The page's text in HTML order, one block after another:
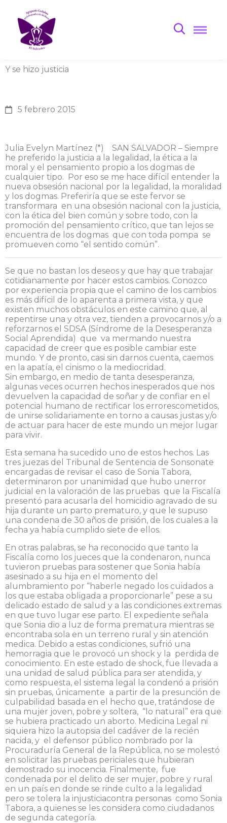
Y se hizo justicia
5 febrero 2015
Julia Evelyn Martínez (*) SAN SALVADOR – Siempre
he preferido la justicia a la legalidad, la ética a la
moral y el pensamiento propio a los dogmas de
cualquier tipo. Por eso se me hace difícil entender la
nueva obsesión nacional por la legalidad, la moralidad
y los dogmas. Preferiría que se este fervor se
transformara en una obsesión nacional con la justicia,
con la ética del bien común y sobre todo, con la
promoción del pensamiento crítico, que tan lejos se
encuentra de los dogmas que con toda pompa se
promueven como “el sentido común”.
Se que no bastan los deseos y que hay que trabajar
cotidianamente por hacer estos cambios. Conozco
por experiencia propia que el camino de los cambios
es más difícil de lo aparenta a primera vista, y que
existen muchos obstáculos en este camino que, al
repentirse una y otra vez, tienden a provocarnos y/o a
reforzarnos el SDSA (Síndrome de la Desesperanza
Social Aprendida) que va mermando nuestra
capacidad de creer que es posible cambiar este
mundo. Y de pronto, casi sin darnos cuenta, caemos
en la apatía, el cinismo o la mediocridad.
Sin embargo, en medio de tanta desesperanza,
algunas veces ocurren hechos inesperados que nos
devuelven la capacidad de soñar y de confiar en el
potencial humano de rectificar los errorescometidos,
de unirse solidariamente en torno a causas justas y/o
de actuar para hacer de este mundo un mejor lugar
para vivir.
Esta semana ha sucedido uno de estos hechos. Las
tres juezas del Tribunal de Sentencia de Sonsonate
encargadas de revisar el caso de Sonia Tabora,
determinaron por unanimidad que hubo unerror
judicial en la valoración de las pruebas que la Fiscalía
presentó para acusarla del homicidio agravado de su
hija durante un parto prematuro, y que le supuso
una condena de 30 años de prisión, de los cuales a la
fecha ya había cumplido siete de ellos.
En otras palabras, se ha reconocido que tanto la
Fiscalía como los jueces que la condenaron, nunca
tuvieron pruebas para sostener que Sonia había
asesinado a su hija en el momento del
alumbramiento por “haberle negado los cuidados a
los que estaba obligada a proporcionarle” pese a su
delicado estado de salud y a las condiciones extremas
en que tuvo lugar ese parto. El expediente señala
que Sonia dio a luz de forma prematura mientras se
encontraba sola en un terreno rural y sin atención
medica. Debido a estas condiciones, sufrió una
hemorragia que le provocó un shock y la perdida de
conocimiento. En este estado de shock, fue llevada a
una unidad de salud pública para ser atendida, y
como respuesta, el sistema legal la condenó a prisión
sin pruebas, únicamente a partir de la presunción de
culpabilidad basada en el hecho que, tratándose de
una mujer joven, pobre y soltera, “lo natural” era que
se hubiera practicado un aborto. Medicina Legal ni
siquiera hizo la autopsia del cadáver de la recién
nacida, y el defensor público nombrado por la
Procuraduría General de la República, no se molestó
en solicitar las pruebas periciales que hubieran
demostrado su inocencia. Finalmente, fue
condenada por el delito de ser mujer, pobre y rural
en un país en donde se rinde culto a la legalidad
pero se tolera la injusticiacontra personas como Sonia
Tabora, a quienes se les considera como ciudadanos
de segunda categoría.